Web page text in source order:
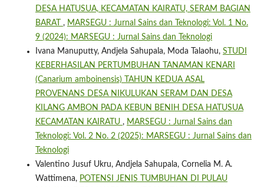
DESA HATUSUA, KECAMATAN KAIRATU, SERAM BAGIAN
BARAT , MARSEGU : Jurnal Sains dan Teknologi: Vol. 1 No.
9 (2024): MARSEGU : Jurnal Sains dan Teknologi
Ivana Manuputty, Andjela Sahupala, Moda Talaohu, STUDI
KEBERHASILAN PERTUMBUHAN TANAMAN KENARI
(Canarium amboinensis) TAHUN KEDUA ASAL
PROVENANS DESA NIKULUKAN SERAM DAN DESA
KILANG AMBON PADA KEBUN BENIH DESA HATUSUA
KECAMATAN KAIRATU , MARSEGU : Jurnal Sains dan
Teknologi: Vol. 2 No. 2 (2025): MARSEGU : Jurnal Sains dan
Teknologi
Valentino Jusuf Ukru, Andjela Sahupala, Cornelia M. A.
Wattimena, POTENSI JENIS TUMBUHAN DI PULAU